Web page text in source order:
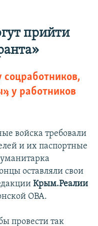
прийти
соцработников,
у работников
войска требовали
и их паспортные
оставляли свои
Крым.Реалии
ОВА.
провести так